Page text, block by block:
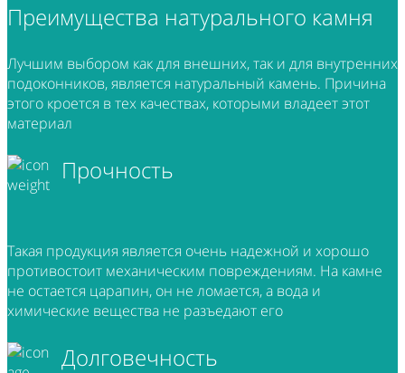
Преимущества натурального камня
Лучшим выбором как для внешних, так и для внутренних
подоконников, является натуральный камень. Причина
этого кроется в тех качествах, которыми владеет этот
материал
Прочность
Такая продукция является очень надежной и хорошо
противостоит механическим повреждениям. На камне
не остается царапин, он не ломается, а вода и
химические вещества не разъедают его
Долговечность